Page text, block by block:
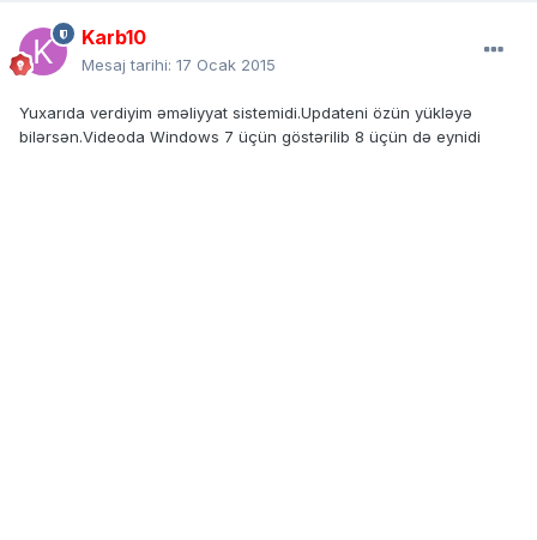
Karb10
Mesaj tarihi: 17 Ocak 2015
Yuxarıda verdiyim əməliyyat sistemidi.Updateni özün yükləyə
bilərsən.Videoda Windows 7 üçün göstərilib 8 üçün də eynidi